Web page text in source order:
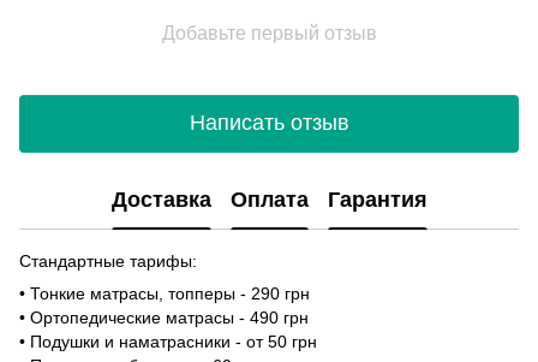
Добавьте первый отзыв
Написать отзыв
Доставка Оплата Гарантия
Стандартные тарифы:
• Тонкие матрасы, топперы - 290 грн
• Ортопедические матрасы - 490 грн
• Подушки и наматрасники - от 50 грн